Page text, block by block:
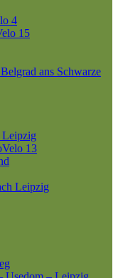
4
15
ans Schwarze
Leipzig
13
Leipzig